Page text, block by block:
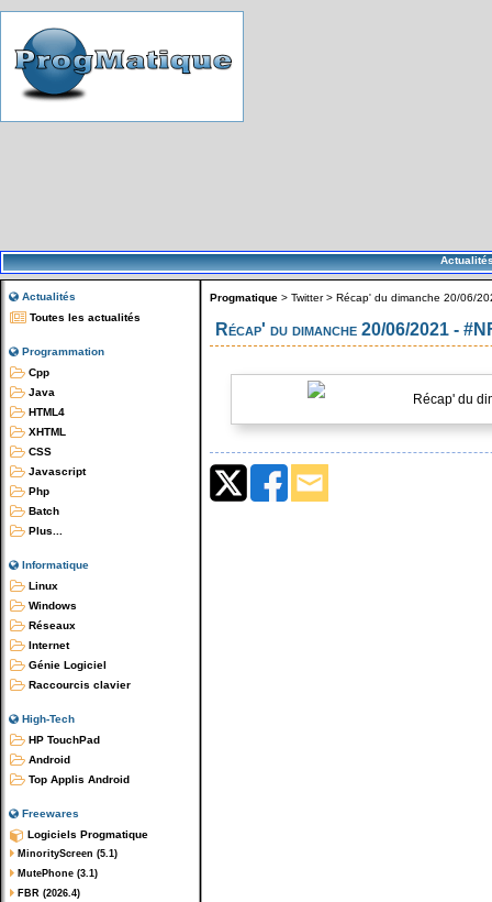
Actualités
Toutes les actualités
Programmation
Cpp
Java
HTML4
XHTML
CSS
Javascript
Php
Batch
Plus...
Informatique
Linux
Windows
Réseaux
Internet
Génie Logiciel
Raccourcis clavier
High-Tech
HP TouchPad
Android
Top Applis Android
Freewares
Logiciels Progmatique
MinorityScreen (5.1)
MutePhone (3.1)
FBR (2026.4)
Progmatique > Twitter> Récap' du dimanche 20/06/
Récap' du dimanche 20/06/2021 -
Récap' du